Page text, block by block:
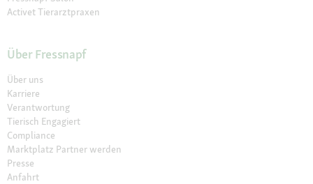
Activet Tierarztpraxen
Über Fressnapf
Über uns
Karriere
Verantwortung
Tierisch Engagiert
Compliance
Marktplatz Partner werden
Presse
Anfahrt